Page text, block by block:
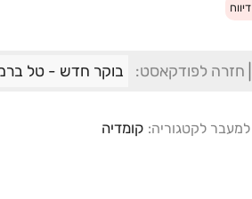
דיווח
חזרה לפודקאסט: בוקר חדש - טל
למעבר לקטגוריה: קומדיה